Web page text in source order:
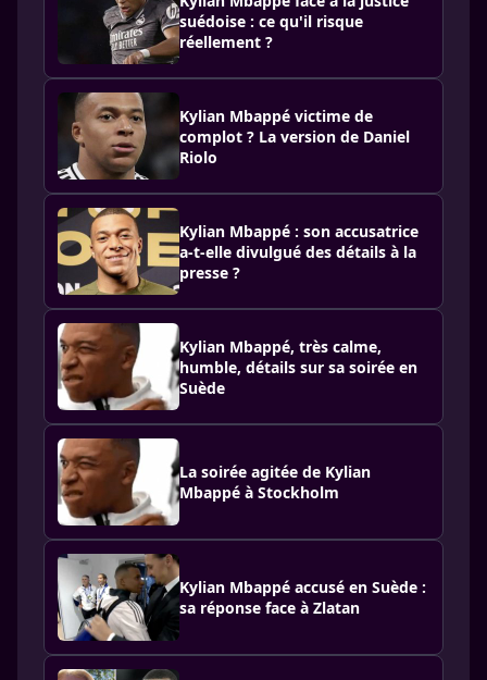
suédoise : ce qu'il risque
réellement ?
Kylian Mbappé victime de
complot ? La version de Daniel
Riolo
Kylian Mbappé : son accusatrice
a-t-elle divulgué des détails à la
presse ?
Kylian Mbappé, très calme,
humble, détails sur sa soirée en
Suède
La soirée agitée de Kylian
Mbappé à Stockholm
Kylian Mbappé accusé en Suède :
sa réponse face à Zlatan